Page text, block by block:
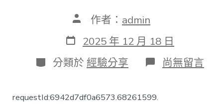
文
作
者
作者： admin
發
表
日
期
2025 年 12 月 18 日
分
類
分類於 經驗分享 在
〈又
尚無留言
requestId:6942d7df0a6573.68261599.